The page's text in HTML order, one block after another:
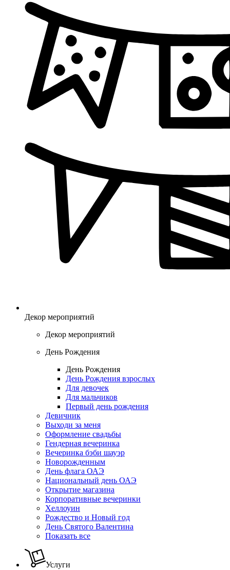
Декор мероприятий
Декор мероприятий
День Рождения
День Рождения
День Рождения взрослых
Для девочек
Для мальчиков
Первый день рождения
Девичник
Выходи за меня
Оформление свадьбы
Гендерная вечеринка
Вечеринка бэби шауэр
Новорожденным
День флага ОАЭ
Национальный день ОАЭ
Открытие магазина
Корпоративные вечеринки
Хеллоуин
Рождество и Новый год
День Святого Валентина
Показать все
Услуги